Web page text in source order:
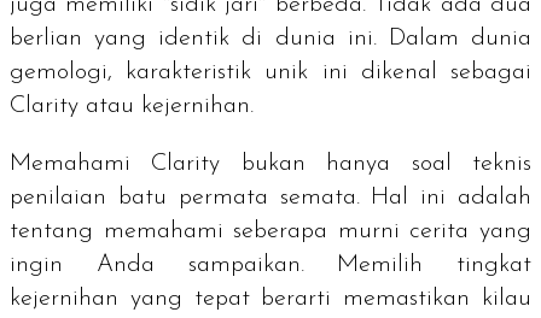
berlian yang identik di dunia ini. Dalam dunia
gemologi, karakteristik unik ini dikenal sebagai
Clarity atau kejernihan.
Memahami Clarity bukan hanya soal teknis
penilaian batu permata semata. Hal ini adalah
tentang memahami seberapa murni cerita yang
ingin Anda sampaikan. Memilih tingkat
kejernihan yang tepat berarti memastikan kilau